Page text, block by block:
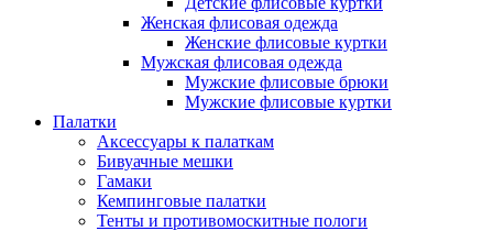
Женская флисовая одежда
Женские флисовые куртки
Мужская флисовая одежда
Мужские флисовые брюки
Мужские флисовые куртки
Палатки
Аксессуары к палаткам
Бивуачные мешки
Гамаки
Кемпинговые палатки
Тенты и противомоскитные пологи